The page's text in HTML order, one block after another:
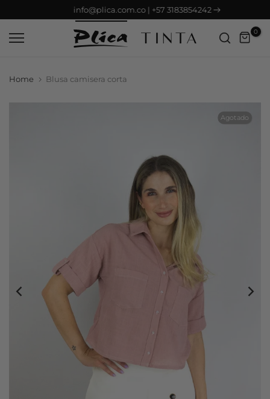
info@plica.com.co | +57 3183854242
0
Home Blusa camisera corta
Agotado